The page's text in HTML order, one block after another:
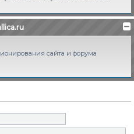
сайта и форума